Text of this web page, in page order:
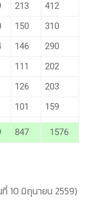
213
412
150
310
146
290
111
202
126
203
101 159
847 1576
10 มิถุนายน 2559)